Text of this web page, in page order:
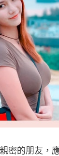
密的朋友，